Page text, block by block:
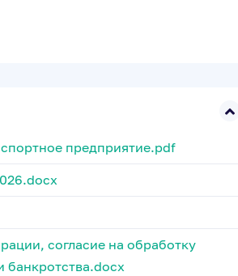
предприятие.pdf
согласие на обработку
банкротства.docx